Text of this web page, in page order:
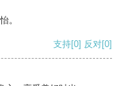
。
支持[0] 反对[0]